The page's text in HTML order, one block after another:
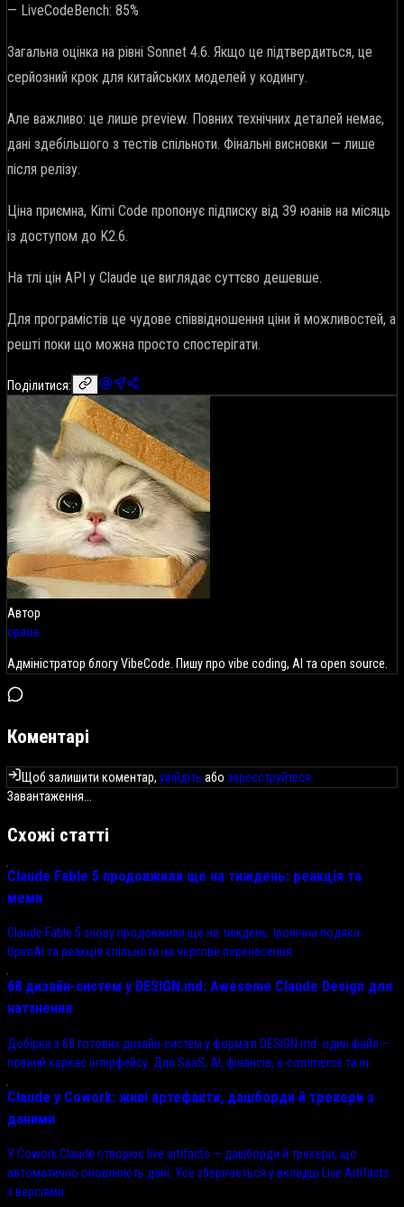
— LiveCodeBench: 85%
Загальна оцінка на рівні Sonnet 4.6. Якщо це підтвердиться, це
серйозний крок для китайських моделей у кодингу.
Але важливо: це лише preview. Повних технічних деталей немає,
дані здебільшого з тестів спільноти. Фінальні висновки — лише
після релізу.
Ціна приємна, Kimi Code пропонує підписку від 39 юанів на місяць
із доступом до K2.6.
На тлі цін API у Claude це виглядає суттєво дешевше.
Для програмістів це чудове співвідношення ціни й можливостей, а
решті поки що можна просто спостерігати.
Поділитися:
Автор
cpaua
Адміністратор блогу VibeCode. Пишу про vibe coding, AI та open source.
Коментарі
Щоб залишити коментар, увійдіть або зареєструйтеся
Завантаження...
Схожі статті
Claude Fable 5 продовжили ще на тиждень: реакція та
меми
Claude Fable 5 знову продовжили ще на тиждень. Іронічна подяка
OpenAI та реакція спільноти на чергове перенесення.
68 дизайн-систем у DESIGN.md: Awesome Claude Design для
натхнення
Добірка з 68 готових дизайн-систем у форматі DESIGN.md: один файл —
повний каркас інтерфейсу. Для SaaS, AI, фінансів, e-commerce та ін.
Claude у Cowork: живі артефакти, дашборди й трекери з
даними
У Cowork Claude створює live artifacts — дашборди й трекери, що
автоматично оновлюють дані. Усе зберігається у вкладці Live Artifacts
з версіями.